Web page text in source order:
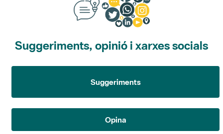
Suggeriments, opinió i xarxes socials
Suggeriments
Opina